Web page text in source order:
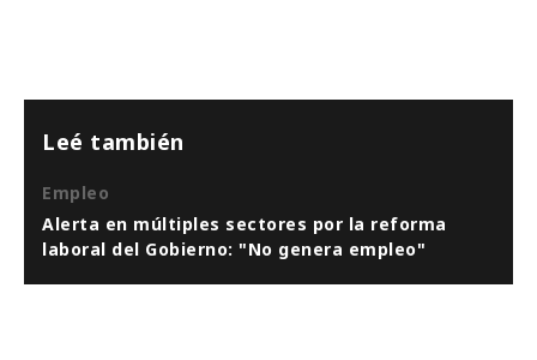
Leé también
Empleo
Alerta en múltiples sectores por la reforma
laboral del Gobierno: "No genera empleo"